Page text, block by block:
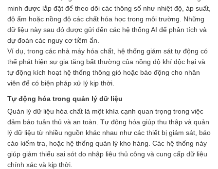
minh được lắp đặt để theo dõi các thông số như nhiệt độ, áp suất,
độ ẩm hoặc nồng độ các chất hóa học trong môi trường. Những
dữ liệu này sau đó được gửi đến các hệ thống AI để phân tích và
dự đoán các nguy cơ tiềm ẩn.
Ví dụ, trong các nhà máy hóa chất, hệ thống giám sát tự động có
thể phát hiện sự gia tăng bất thường của nồng độ khí độc hại và
tự động kích hoạt hệ thống thông gió hoặc báo động cho nhân
viên để có biện pháp xử lý kịp thời.
Tự động hóa trong quản lý dữ liệu
Quản lý dữ liệu hóa chất là một khía cạnh quan trọng trong việc
đảm bảo tuân thủ và an toàn. Tự động hóa giúp thu thập và quản
lý dữ liệu từ nhiều nguồn khác nhau như các thiết bị giám sát, báo
cáo kiểm tra, hoặc hệ thống quản lý kho hàng. Các hệ thống này
giúp giảm thiểu sai sót do nhập liệu thủ công và cung cấp dữ liệu
chính xác và kịp thời.